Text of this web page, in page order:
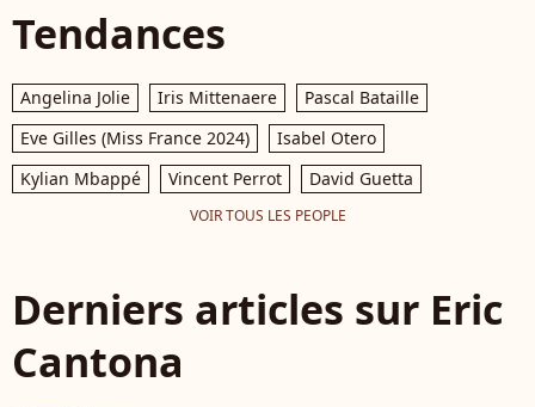
Tendances
Angelina Jolie Iris Mittenaere
Pascal Bataille
Eve Gilles (Miss France 2024)
Isabel Otero
Kylian Mbappé
Vincent Perrot David Guetta
VOIR TOUS LES PEOPLE
Derniers articles sur Eric
Cantona